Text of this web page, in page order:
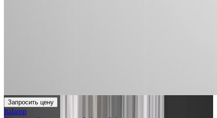
Запросить цену
Italamp